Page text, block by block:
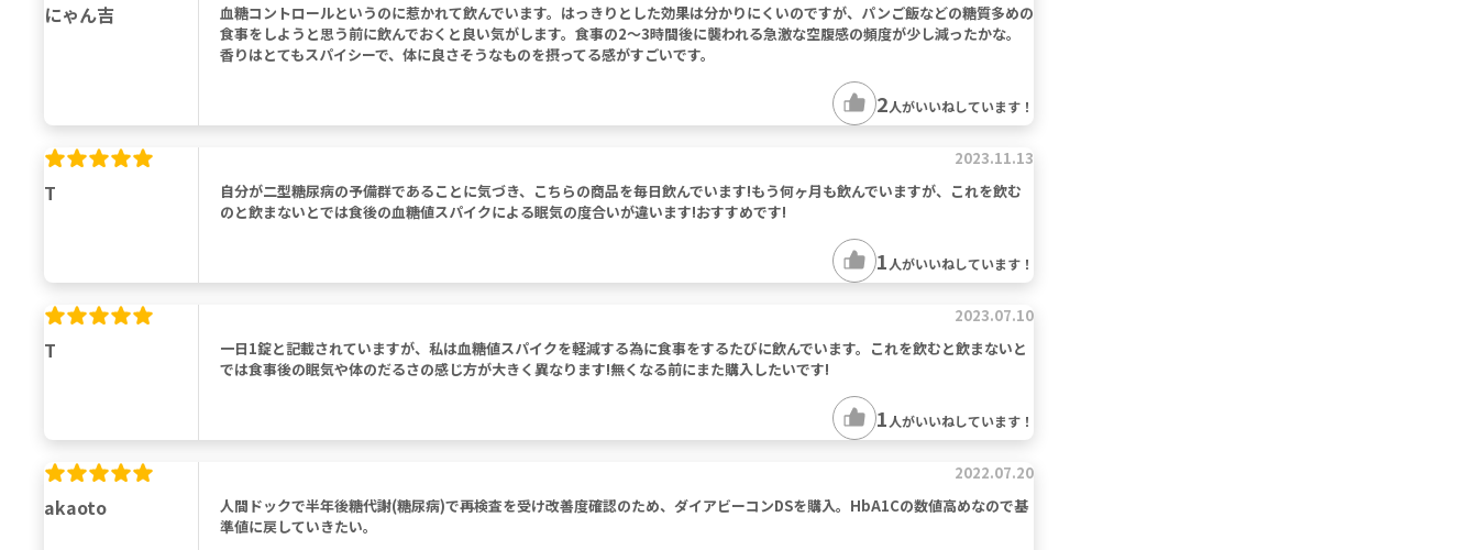
にゃん吉
血糖コントロールというのに惹かれて飲んでいます。はっきりとした効果は分かりにくいのですが、パンご飯などの糖質多めの
食事をしようと思う前に飲んでおくと良い気がします。食事の2～3時間後に襲われる急激な空腹感の頻度が少し減ったかな。
香りはとてもスパイシーで、体に良さそうなものを摂ってる感がすごいです。
2人がいいねしています！
T
2023.11.13
自分が二型糖尿病の予備群であることに気づき、こちらの商品を毎日飲んでいます!もう何ヶ月も飲んでいますが、これを飲む
のと飲まないとでは食後の血糖値スパイクによる眠気の度合いが違います!おすすめです!
1 人がいいねしています！
T
2023.07.10
一日1錠と記載されていますが、私は血糖値スパイクを軽減する為に食事をするたびに飲んでいます。これを飲むと飲まないと
では食事後の眠気や体のだるさの感じ方が大きく異なります!無くなる前にまた購入したいです!
1 人がいいねしています！
akaoto
2022.07.20
人間ドックで半年後糖代謝(糖尿病)で再検査を受け改善度確認のため、ダイアビーコンDSを購入。HbA1Cの数値高めなので基
準値に戻していきたい。